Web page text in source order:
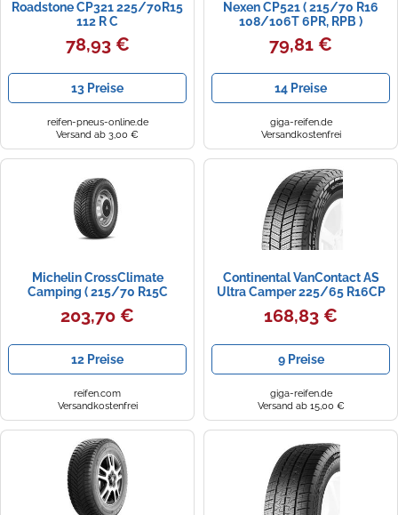
Roadstone CP321 225/70R15
112 R C
78,93 €
13 Preise
reifen-pneus-online.de
Versand ab 3,00 €
Nexen CP521 ( 215/70 R16
108/106T 6PR, RPB )
79,81 €
14 Preise
giga-reifen.de
Versandkostenfrei
Michelin CrossClimate
Camping ( 215/70 R15C
109/107R 8PR )
203,70 €
12 Preise
reifen.com
Versandkostenfrei
Continental VanContact AS
Ultra Camper 225/65 R16CP
112 R, Ganzjahresreifen
168,83 €
9 Preise
giga-reifen.de
Versand ab 15,00 €